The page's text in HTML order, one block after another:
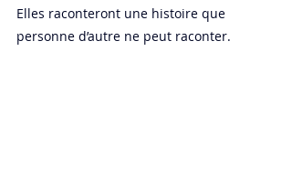
Elles raconteront une histoire que
personne d’autre ne peut raconter.